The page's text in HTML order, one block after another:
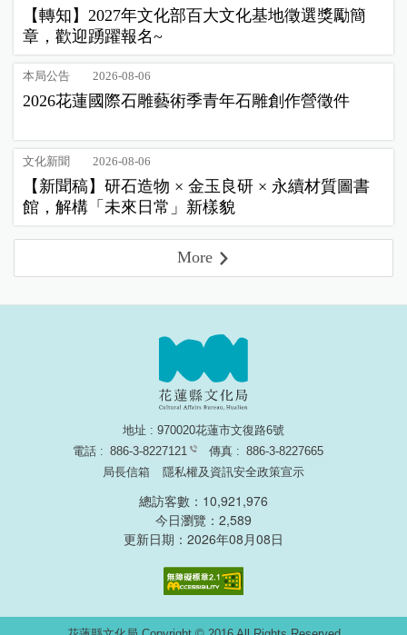
【轉知】2027年文化部百大文化基地徵選獎勵簡
章，歡迎踴躍報名~
本局公告 2026-08-06
2026花蓮國際石雕藝術季青年石雕創作營徵件
文化新聞 2026-08-06
【新聞稿】研石造物 × 金玉良研 × 永續材質圖書
館，解構「未來日常」新樣貌
More
地址 : 970020花蓮市文復路6號
電話 : 886-3-8227121 傳真 : 886-3-8227665
局長信箱
隱私權及資訊安全政策宣示
總訪客數：10,921,976
今日瀏覽：2,589
更新日期：2026年08月08日